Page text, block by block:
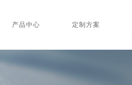
产品中心 定制方案